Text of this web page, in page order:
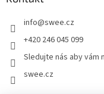
info@swee.cz
+420 246 045 099
Sledujte nás aby vám
swee.cz